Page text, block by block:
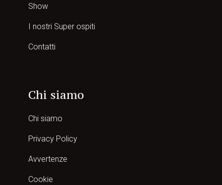
Show
I nostri Super ospiti
Contatti
Chi siamo
Chi siamo
Privacy Policy
Avvertenze
Cookie